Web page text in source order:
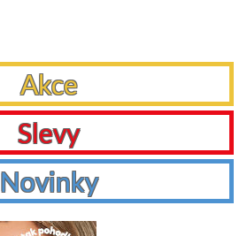
Akce
Slevy
Novinky